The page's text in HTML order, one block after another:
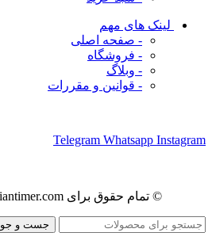
لینک های مهم
- صفحه اصلی
- فروشگاه
- وبلاگ
- قوانین و مقررات
Telegram Whatsapp Instagram
© تمام حقوق برای persiantimer.com محفوظ است
جست و جو